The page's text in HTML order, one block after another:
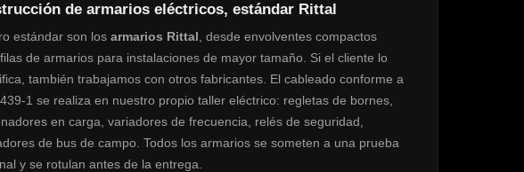
de armarios eléctricos, estándar Rittal
estándar son los armarios Rittal , desde envolventes compactos
de armarios para instalaciones de mayor tamaño. Si el cliente lo
también trabajamos con otros fabricantes. El cableado conforme a
1 se realiza en nuestro propio taller eléctrico: regletas de bornes,
en carga, variadores de frecuencia, relés de seguridad,
de bus de campo. Todos los armarios se someten a una prueba
y se rotulan antes de la entrega.